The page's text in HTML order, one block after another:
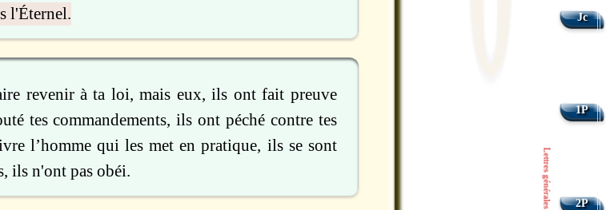
l'Éternel.
revenir à ta loi, mais eux, ils ont fait preuve
tes commandements, ils ont péché contre tes
l’homme qui les met en pratique, ils se sont
ils n'ont pas obéi.
Jc
1P
2P
Lettres générales